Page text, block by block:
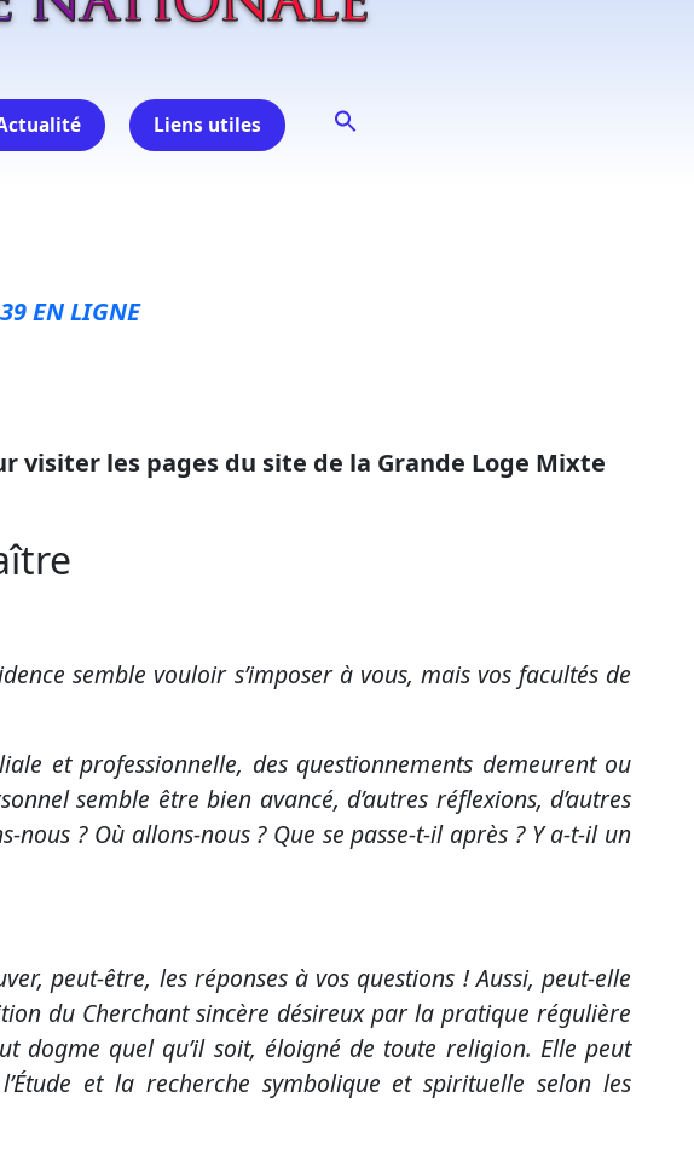
Liens utiles
EN LIGNE
les pages du site de la Grande Loge Mixte
semble vouloir s’imposer à vous, mais vos facultés de
et professionnelle, des questionnements demeurent ou
semble être bien avancé, d’autres réflexions, d’autres
? Où allons-nous ? Que se passe-t-il après ? Y a-t-il un
peut-être, les réponses à vos questions ! Aussi, peut-elle
du Cherchant sincère désireux par la pratique régulière
dogme quel qu’il soit, éloigné de toute religion. Elle peut
et la recherche symbolique et spirituelle selon les